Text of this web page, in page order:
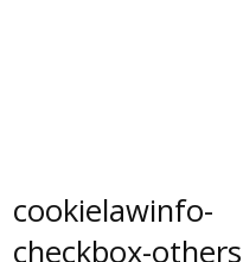
cookielawinfo-
checkbox-others